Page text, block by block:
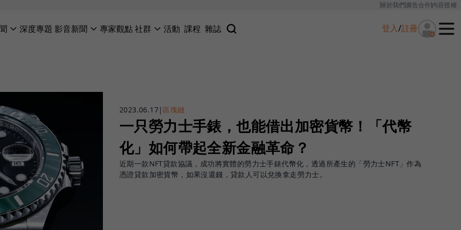
關於我們廣告合作內容授權
深度專題 影音新聞 專家觀點社群 活動 課程 雜誌 登入/註冊
2023.06.17| 區塊鏈
一只勞力士手錶，也能借出加密貨幣！「代幣
化」如何帶起全新金融革命？
近期一款NFT貸款協議，成功將實體的勞力士手錶代幣化，透過所產生的「勞力士NFT」作為
憑證貸款加密貨幣，如果沒還錢，貸款人可以兌換拿走勞力士。